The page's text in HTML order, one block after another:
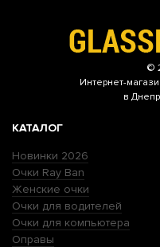
©
Интернет-
в
КАТАЛОГ
Новинки 2026
Очки Ray Ban
Женские очки
Очки для водителей
Очки для компьютера
Оправы